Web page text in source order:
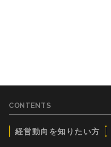
CONTENTS
経営動向を知りたい方